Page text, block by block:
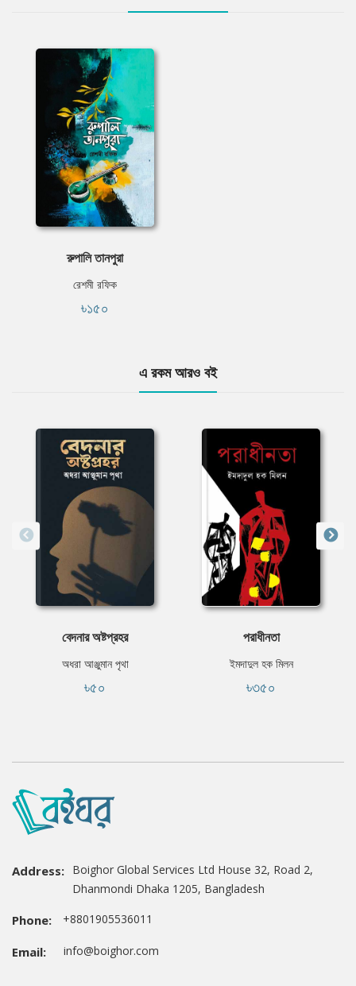
রুপালি তানপুরা
রেশমী রফিক
৳১৫০
এ রকম আরও বই
বেদনার অষ্টপ্রহর
অধরা আঞ্জুমান পৃথা
৳৫০
পরাধীনতা
ইমদাদুল হক মিলন
৳৩৫০
Address: Boighor Global Services Ltd House 32, Road 2,
Dhanmondi Dhaka 1205, Bangladesh
Phone: +8801905536011
Email: info@boighor.com